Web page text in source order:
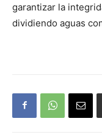
garantizar la
dividiendo aguas